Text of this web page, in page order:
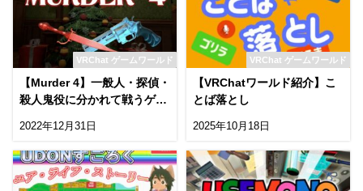
VRChat ゲームワールド
【Murder 4】一般人・探偵・
殺人鬼役に分かれて戦うゲー
2022年12月31日
VRChat ゲームワールド
【VRChatワールド紹介】こ
とば落とし
2025年10月18日